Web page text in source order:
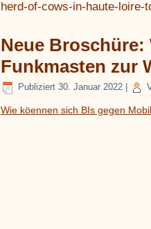
herd-of-cows-in-haute-loire-
Neue
Funkmasten zur
Publiziert 30. Januar 2022
Wie köennen sich BIs gegen